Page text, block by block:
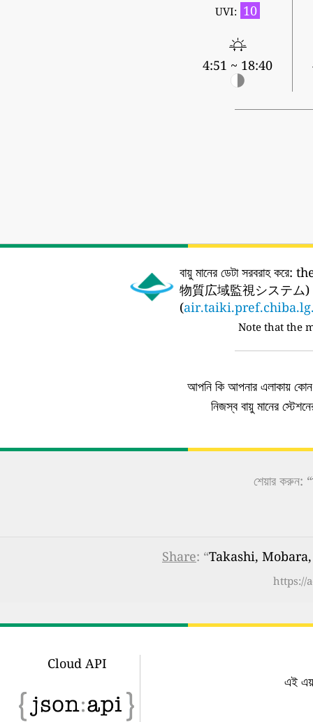
UVI: 10
4:51 ~ 18:40
বায়ু মানের ডেটা সরবরাহ করে:
物質広域監視システム)
(
Note that the
আপনি কি আপনার এলাকায় কোন
নিজস্ব বায়ু মানের
শেয়ার করুন: “
Share: “Takashi, Mobara,
https://
Cloud API
এই